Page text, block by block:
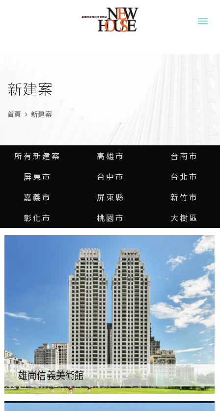
新建案
首頁 新建案
所有新建案 高雄市 台南市
屏東市 台中市 台北市
嘉義市 屏東縣 新竹市
彰化市 桃園市 大樹區
雄崗信義美術館